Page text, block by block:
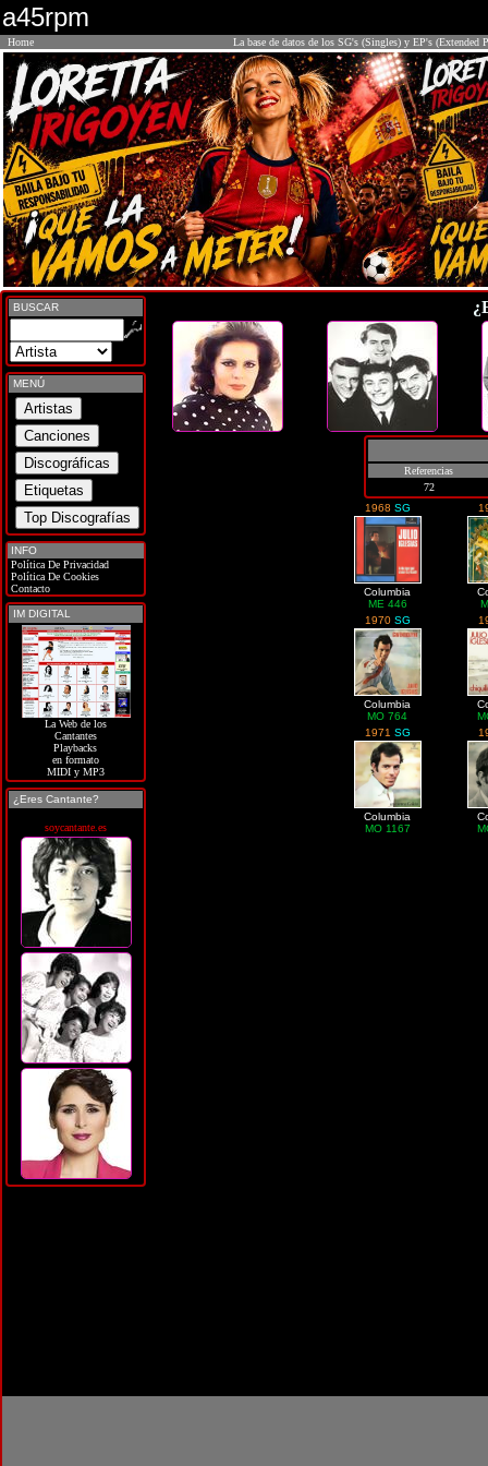
a45rpm
Home La base de datos de los SG's (Singles) y EP's (Extended
BUSCAR
MENÚ
INFO
Política De Privacidad
Política De Cookies
Contacto
IM DIGITAL
La Web de los
Cantantes
Playbacks
en formato
MIDI y MP3
¿Eres Cantante?
soycantante.es
Referencias
72
1968 SG
Columbia
ME 446
1970 SG
Columbia
MO 764
1971 SG
Columbia
MO 1167